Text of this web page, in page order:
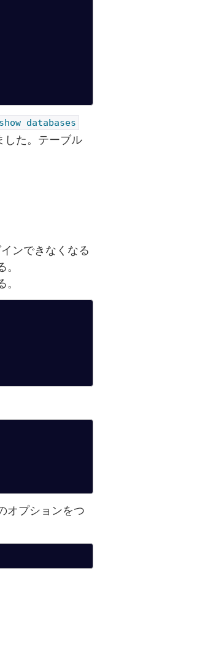
show databases
した。テーブル
ンできなくなる
オプションをつ